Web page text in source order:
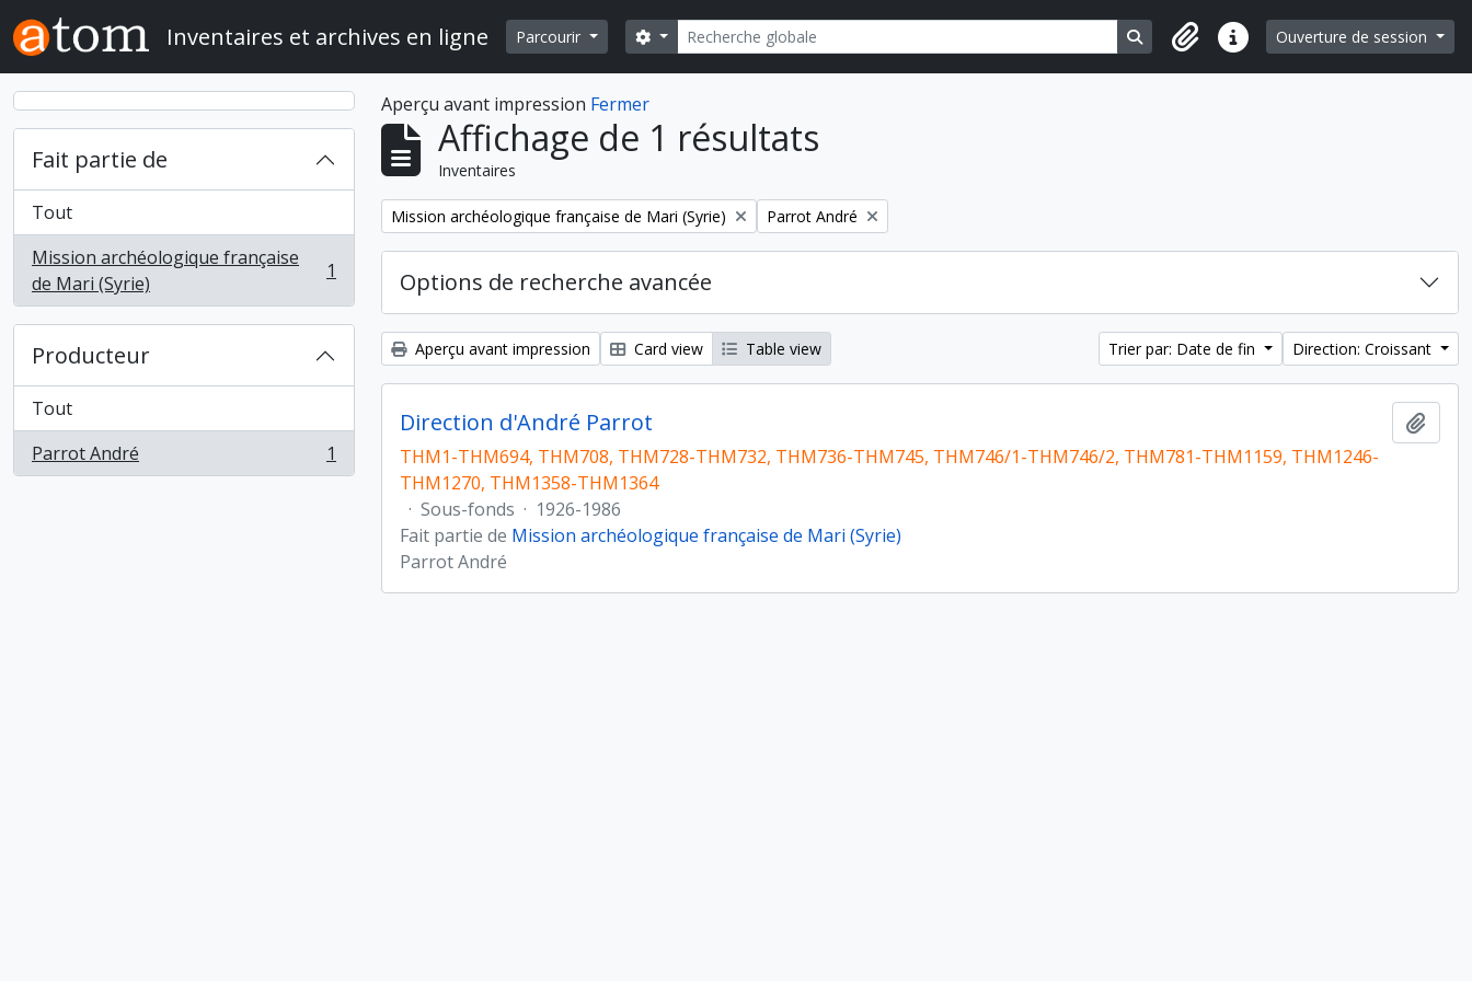
Skip to main content
Inventaires et archives en ligne Parcourir Rechercher
Search options Search in browse page
Liens rapidesOuverture de session
Fait partie de
Tout
Mission archéologique française
de Mari (Syrie)
, 1 résultats 1
Producteur
Tout
Parrot André
, 1 résultats 1
Aperçu avant impression Fermer
Affichage de 1 résultats
Inventaires
Remove filter:
Mission archéologique française de Mari (Syrie) Remove filter:
Parrot André
Options de recherche avancée
Aperçu avant impression Card view Table view Trier par: Date de fin Direction: Croissant
Direction d'André Parrot
THM1-THM694, THM708, THM728-THM732, THM736-THM745, THM746/1-THM746/2, THM781-THM1159, THM1246-
THM1270, THM1358-THM1364
· Sous-fonds · 1926-1986
Fait partie de Mission archéologique française de Mari (Syrie)
Parrot André